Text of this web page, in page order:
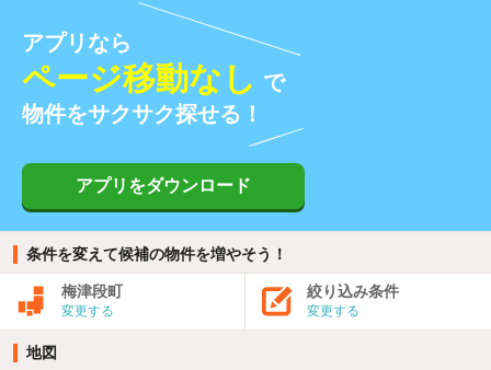
アプリなら
ページ移動なし で
物件をサクサク探せる！
アプリをダウンロード
条件を変えて候補の物件を増やそう！
梅津段町
変更する
絞り込み条件
変更する
地図